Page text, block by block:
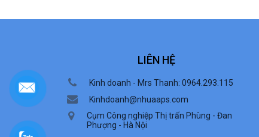
LIÊN HỆ
Kinh doanh - Mrs Thanh: 0964.293.115
Kinhdoanh@nhuaaps.com
Cụm Công nghiệp Thị trấn Phùng - Đan
Phượng - Hà Nội